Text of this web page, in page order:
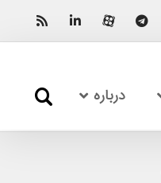
درباره